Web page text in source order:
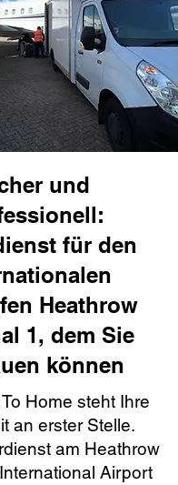
und
für den
Heathrow
1, dem Sie
können
Home steht Ihre
an erster Stelle.
am Heathrow
Airport